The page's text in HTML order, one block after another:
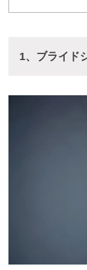
1、ブライド